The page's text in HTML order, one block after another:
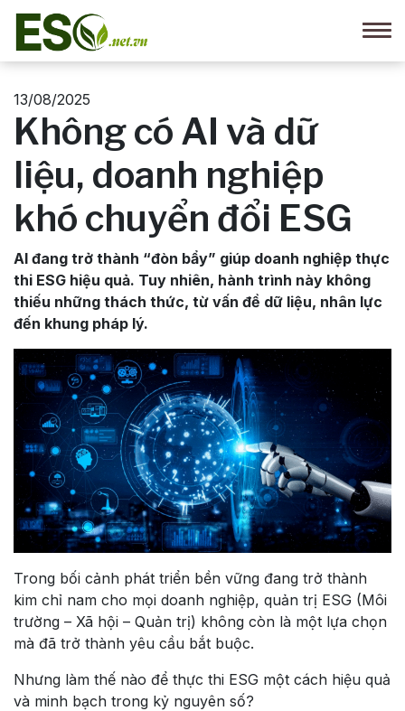
13/08/2025
Không có AI và dữ
liệu, doanh nghiệp
khó chuyển đổi ESG
AI đang trở thành “đòn bẩy” giúp doanh nghiệp thực
thi ESG hiệu quả. Tuy nhiên, hành trình này không
thiếu những thách thức, từ vấn đề dữ liệu, nhân lực
đến khung pháp lý.
Trong bối cảnh phát triển bền vững đang trở thành
kim chỉ nam cho mọi doanh nghiệp, quản trị ESG (Môi
trường – Xã hội – Quản trị) không còn là một lựa chọn
mà đã trở thành yêu cầu bắt buộc.
Nhưng làm thế nào để thực thi ESG một cách hiệu quả
và minh bạch trong kỷ nguyên số?